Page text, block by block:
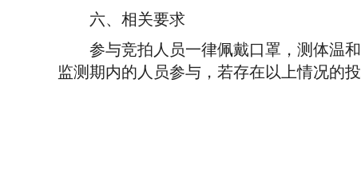
六、相关要求
参与竞拍人员一律佩戴口罩，测体温和
监测期内的人员参与，若存在以上情况的